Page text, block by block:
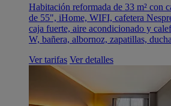
Habitación reformada de 33 m² con
de 55", iHome, WIFI, cafetera
caja fuerte, aire acondicionado y
W, bañera, albornoz, zapatillas,
Ver tarifas Ver detalles